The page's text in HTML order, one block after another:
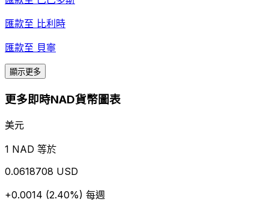
匯款至 比利時
匯款至 貝寧
顯示更多
更多即時NAD貨幣圖表
美元
1 NAD 等於
0.0618708 USD
+0.0014 (2.40%) 每週